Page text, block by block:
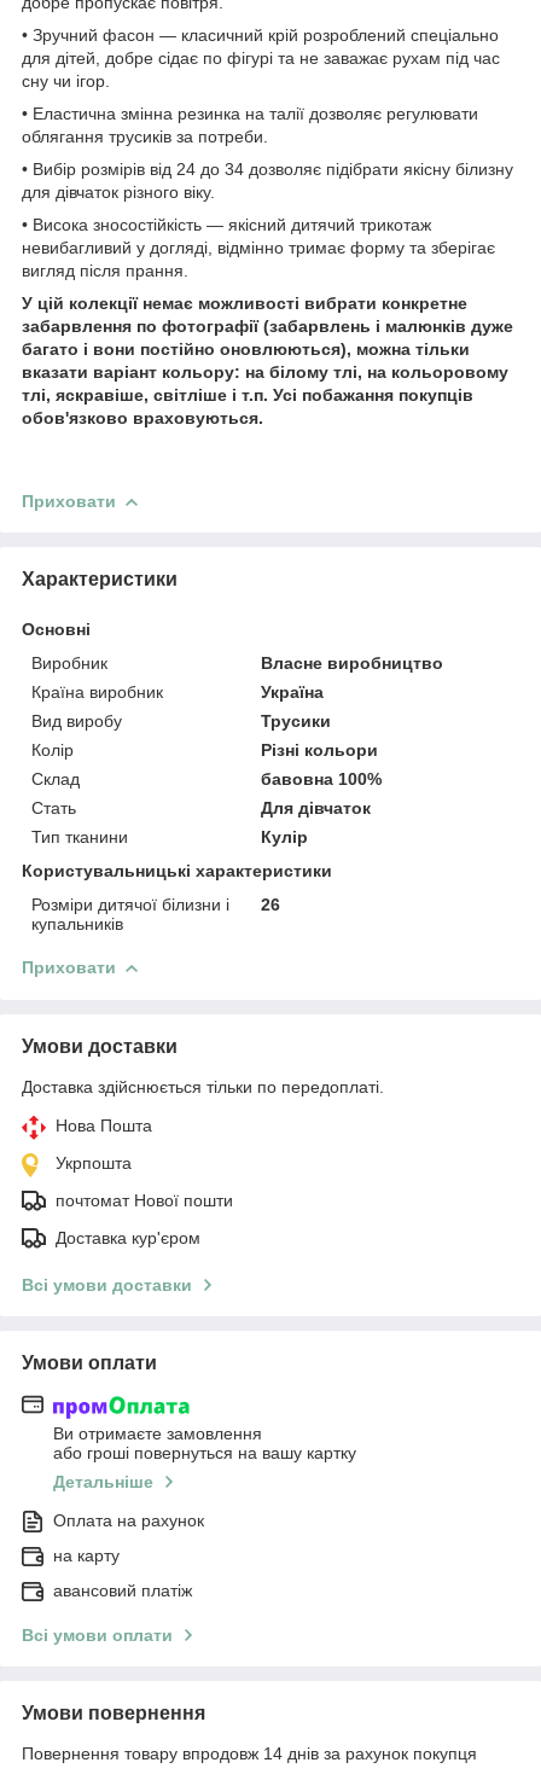
• Зручний фасон — класичний крій розроблений спеціально
для дітей, добре сідає по фігурі та не заважає рухам під час
сну чи ігор.
• Еластична змінна резинка на талії дозволяє регулювати
облягання трусиків за потреби.
• Вибір розмірів від 24 до 34 дозволяє підібрати якісну білизну
для дівчаток різного віку.
• Висока зносостійкість — якісний дитячий трикотаж
невибагливий у догляді, відмінно тримає форму та зберігає
вигляд після прання.
У цій колекції немає можливості вибрати конкретне
забарвлення по фотографії (забарвлень і малюнків дуже
багато і вони постійно оновлюються), можна тільки
вказати варіант кольору: на білому тлі, на кольоровому
тлі, яскравіше, світліше і т.п. Усі побажання покупців
обов'язково враховуються.
Приховати
Характеристики
Основні
Виробник
Власне виробництво
Країна виробник
Україна
Вид виробу
Трусики
Колір
Різні кольори
Склад
бавовна 100%
Стать
Для дівчаток
Тип тканини
Кулір
Користувальницькі характеристики
Розміри дитячої білизни і
купальників
26
Приховати
Умови доставки
Доставка здійснюється тільки по передоплаті.
Нова Пошта
Укрпошта
почтомат Нової пошти
Доставка кур'єром
Всі умови доставки
Умови оплати
Ви отримаєте замовлення
або гроші повернуться на вашу картку
Детальніше
Оплата на рахунок
на карту
авансовий платіж
Всі умови оплати
Умови повернення
Повернення товару впродовж 14 днів за рахунок покупця